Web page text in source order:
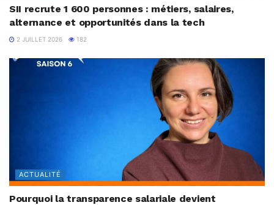
SII recrute 1 600 personnes : métiers, salaires,
alternance et opportunités dans la tech
2 JUILLET 2026 182
ACTUALITÉ
Pourquoi la transparence salariale devient